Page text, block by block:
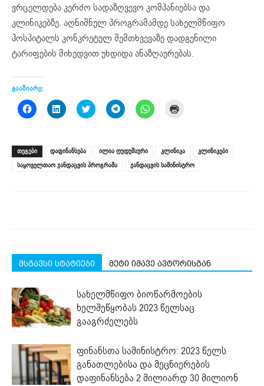
ვრცელდება კერძო სადაზღვევო კომპანიებსა და
კლინიკებზე. აღნიშნულ პროგრამამდე სახელმწიფო
ჰოსპიტალს კონკრეტულ შემთხვევაზე დადგენილი
ტარიფების მიხედვით უხდიდა ანაზღაურებას.
გააზიარე:
Click
to
(Opens
in
new
window)
Click
to
(Opens
in
new
window)
Click
to
new
window)
Click
to
(Opens
in
new
window)
Click
to
(Opens
new
window)
window)
ᲗᲔᲒᲔᲑᲘ დაფინანსება ილია ღუდუშაური კლინიკა
კლინიკები
საყოველთაო ჯანდაცვის პროგრამა
ჯანდაცვის სამინისტრო
მსგავსი სტატიები მეტი იმავე ავტორისგან
სახელმწიფო ბიოწარმოების
ხელშეწყობას 2023 წელსაც
გააგრძელებს
ფინანსთა სამინისტრო: 2023 წელს
განათლებისა და მეცნიერების
დაფინანსება 2 მილიარდ 30 მილიონ